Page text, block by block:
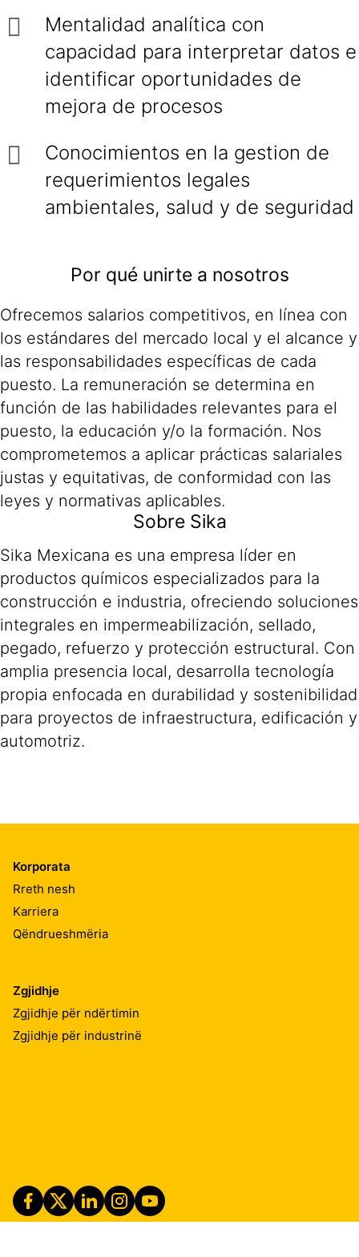
Mentalidad analítica con
capacidad para interpretar datos e
identificar oportunidades de
mejora de procesos
Conocimientos en la gestion de
requerimientos legales
ambientales, salud y de seguridad
Por qué unirte a nosotros
Ofrecemos salarios competitivos, en línea con
los estándares del mercado local y el alcance y
las responsabilidades específicas de cada
puesto. La remuneración se determina en
función de las habilidades relevantes para el
puesto, la educación y/o la formación. Nos
comprometemos a aplicar prácticas salariales
justas y equitativas, de conformidad con las
leyes y normativas aplicables.
Sobre Sika
Sika Mexicana es una empresa líder en
productos químicos especializados para la
construcción e industria, ofreciendo soluciones
integrales en impermeabilización, sellado,
pegado, refuerzo y protección estructural. Con
amplia presencia local, desarrolla tecnología
propia enfocada en durabilidad y sostenibilidad
para proyectos de infraestructura, edificación y
automotriz.
Korporata
Rreth nesh
Karriera
Qëndrueshmëria
Zgjidhje
Zgjidhje për ndërtimin
Zgjidhje për industrinë